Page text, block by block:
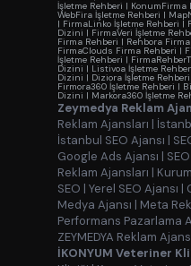
İşletme Rehberi | KonumFirma
WebFira İşletme Rehberi |
| FirmaLinko İşletme Rehberi |
Dizini | FirmaVeri İşletme
Firma Rehberi | Rehbora
FirmaClouds Firma Rehberi |
İşletme Rehberi |
Dizini | Listivoa İşletme
Dizini | Diziora İşletme Rehberi
Firmora360 İşletme Rehberi |
Dizini | Markora360 İşletme
Zeymedya Reklam
Reklam Ajansları |
İstanbul SEO Ajansı |
Google Ads Ajansı |
Reklam Ajansları |
SEO | Yerel SEO Ajansı |
Medya Ajansı | Meta
Performans Pazarlama
ZEYMEDYA Reklam
İKONYUM Veteriner